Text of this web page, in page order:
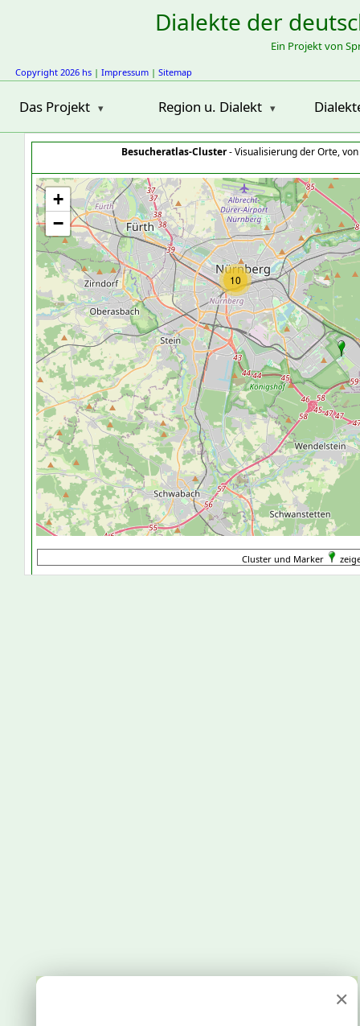
Dialekte der
Ein Projekt von
Copyright 2026 hs | Impressum | Sitemap
Das Projekt Region u. Dialekt
Besucheratlas-Cluster- Visualisierung der Orte,
10
+
−
Cluster und Marker
×